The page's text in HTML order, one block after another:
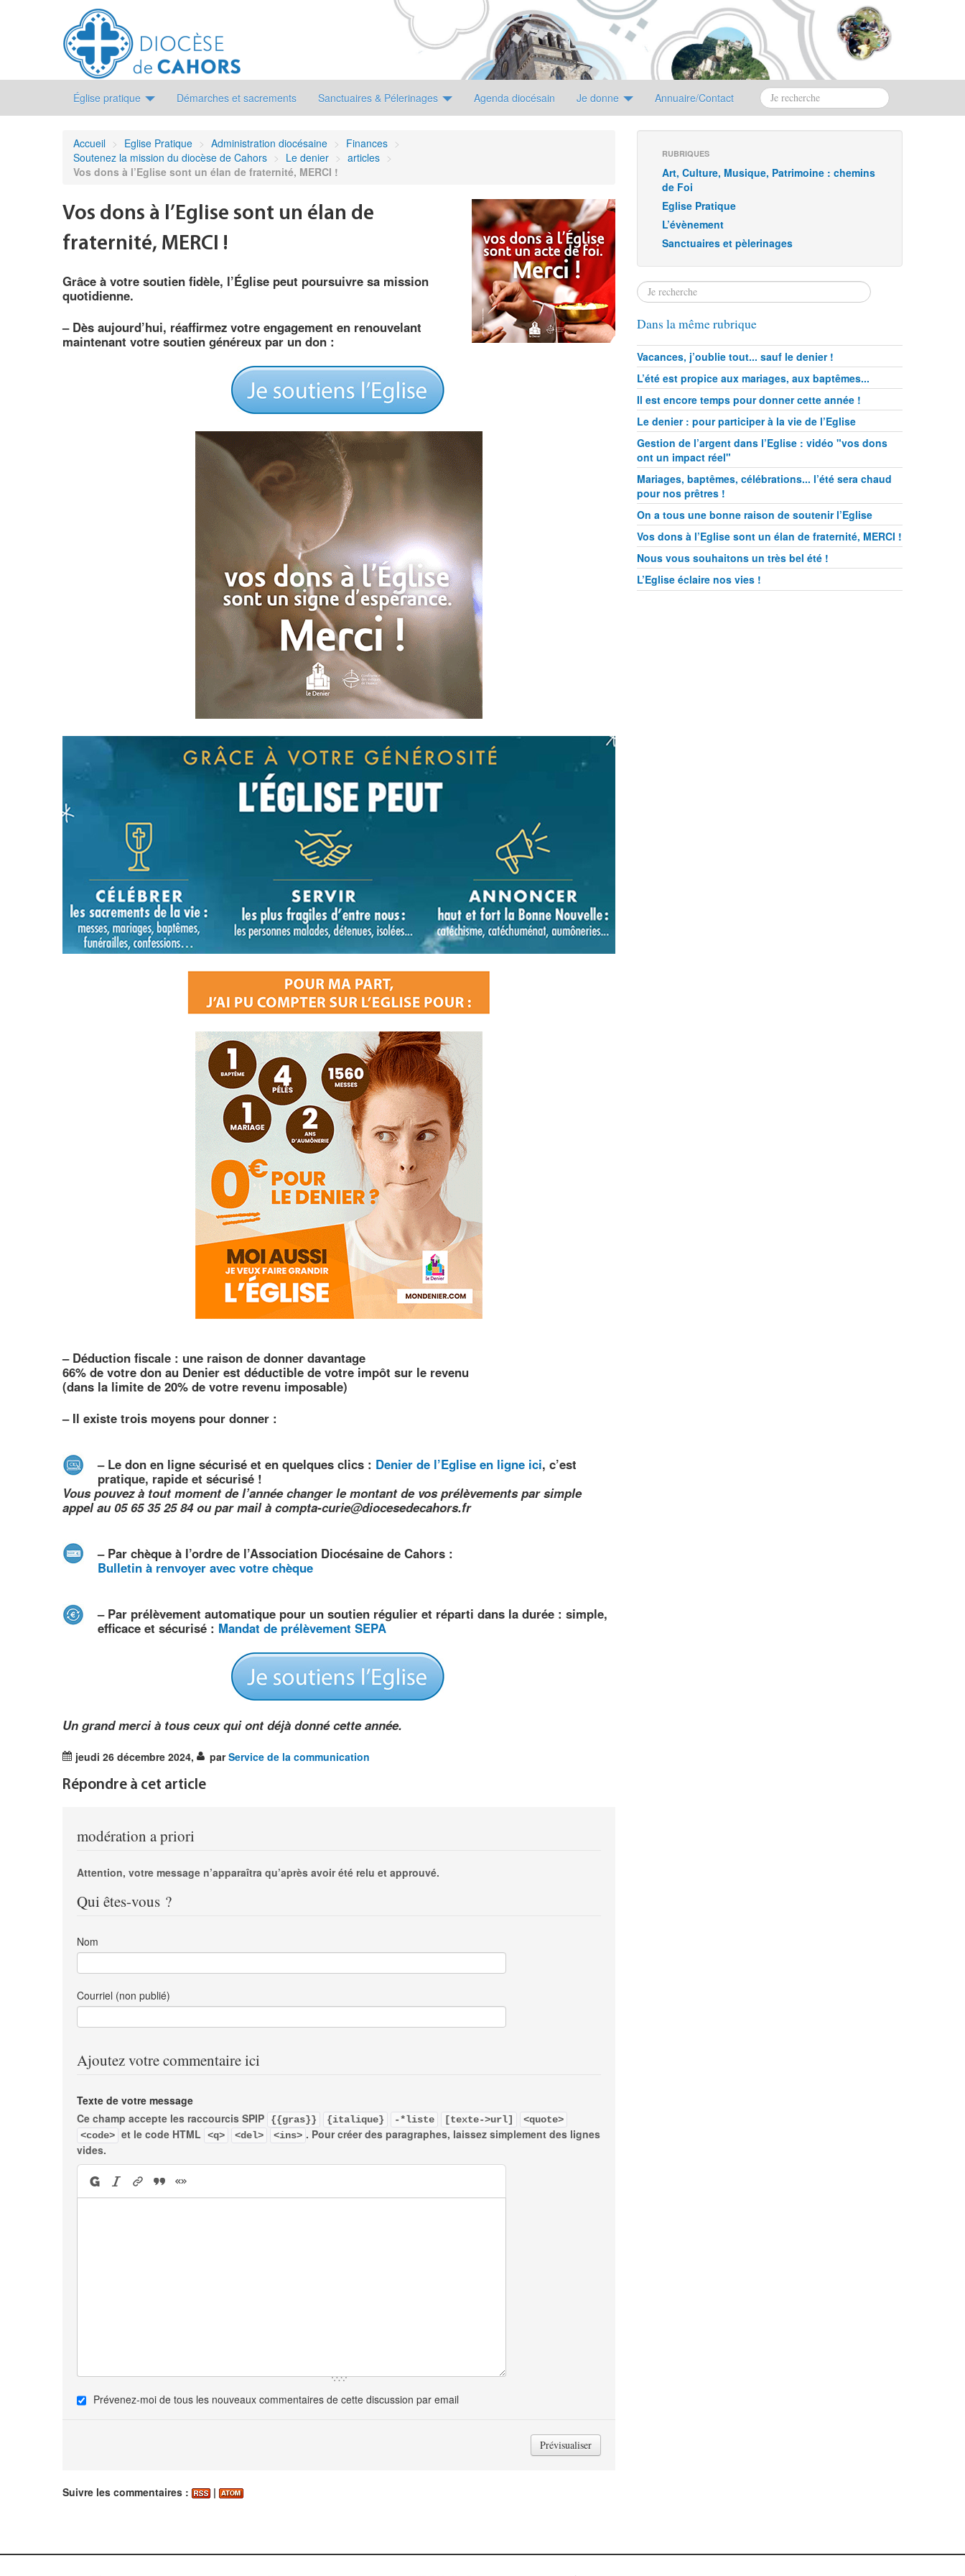
Église pratique Démarches et sacrements Sanctuaires & Pélerinages Agenda diocésain Je donne Annuaire/Contact
Accueil > Eglise Pratique > Administration diocésaine > Finances >
Soutenez la mission du diocèse de Cahors > Le denier > articles >
Vos dons à l’Eglise sont un élan de fraternité, MERCI !
Vos dons à l’Eglise sont un élan de
fraternité, MERCI !
Grâce à votre soutien fidèle, l’Église peut poursuivre sa mission
quotidienne.
– Dès aujourd’hui, réaffirmez votre engagement en renouvelant
maintenant votre soutien généreux par un don :
– Déduction fiscale : une raison de donner davantage
66% de votre don au Denier est déductible de votre impôt sur le revenu
(dans la limite de 20% de votre revenu imposable)
– Il existe trois moyens pour donner :
–Le don en ligne sécurisé et en quelques clics : Denier de l’Eglise en ligne ici, c’est
pratique, rapide et sécurisé !
Vous pouvez à tout moment de l’année changer le montant de vos prélèvements par simple
appel au 05 65 35 25 84 ou par mail à compta-curie@diocesedecahors.fr
–Par chèque à l’ordre de l’Association Diocésaine de Cahors :
Bulletin à renvoyer avec votre chèque
–Par prélèvement automatique pour un soutien régulier et réparti dans la durée : simple,
efficace et sécurisé : Mandat de prélèvement SEPA
Un grand merci à tous ceux qui ont déjà donné cette année.
jeudi 26 décembre 2024, parService de la communication
Répondre à cet article
modération a priori
Attention, votre message n’apparaîtra qu’après avoir été relu et approuvé.
Qui êtes-vous ?
Nom
Courriel (non publié)
Ajoutez votre commentaire ici
Texte de votre message
Ce champ accepte les raccourcis SPIP
{{gras}} {italique} -*liste [texte->url]
<quote>
<code> et le code HTML <q> <del> <ins> . Pour créer des paragraphes, laissez simplement des lignes
vides.
Prévenez-moi de tous les nouveaux commentaires de cette discussion par email
Suivre les commentaires : |
RUBRIQUES
Art, Culture, Musique, Patrimoine : chemins
de Foi
Eglise Pratique
L’évènement
Sanctuaires et pèlerinages
Dans la même rubrique
Vacances, j’oublie tout... sauf le denier !
L’été est propice aux mariages, aux baptêmes...
Il est encore temps pour donner cette année !
Le denier : pour participer à la vie de l’Eglise
Gestion de l’argent dans l’Eglise : vidéo "vos dons
ont un impact réel"
Mariages, baptêmes, célébrations... l’été sera chaud
pour nos prêtres !
On a tous une bonne raison de soutenir l’Eglise
Vos dons à l’Eglise sont un élan de fraternité, MERCI !
Nous vous souhaitons un très bel été !
L’Eglise éclaire nos vies !